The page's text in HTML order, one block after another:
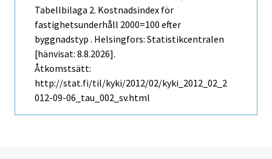
Tabellbilaga 2. Kostnadsindex för
fastighetsunderhåll 2000=100 efter
byggnadstyp . Helsingfors: Statistikcentralen
[hänvisat: 8.8.2026].
Åtkomstsätt:
http://stat.fi/til/kyki/2012/02/kyki_2012_02_2
012-09-06_tau_002_sv.html